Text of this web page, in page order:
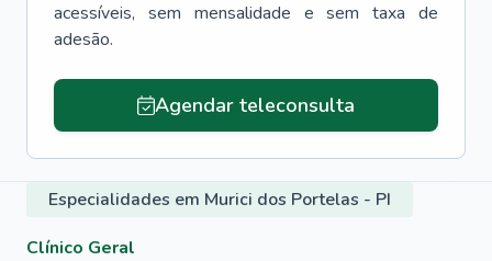
acessíveis, sem mensalidade e sem taxa de
adesão.
Agendar teleconsulta
Especialidades em Murici dos Portelas - PI
Clínico Geral